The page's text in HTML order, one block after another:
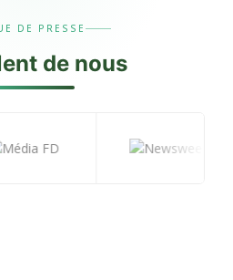
DE PRESSE
de nous